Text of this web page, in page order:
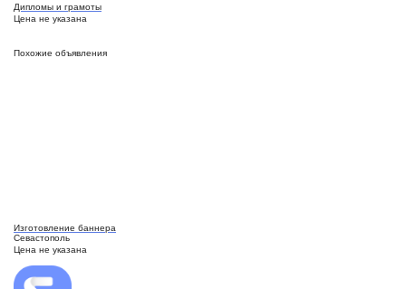
Дипломы и грамоты
Цена не указана
Похожие объявления
Изготовление баннера
Севастополь
Цена не указана